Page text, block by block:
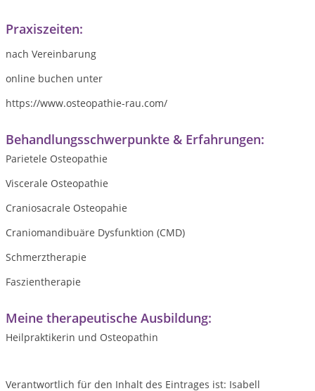
Praxiszeiten:
nach Vereinbarung
online buchen unter
https://www.osteopathie-rau.com/
Behandlungsschwerpunkte & Erfahrungen:
Parietele Osteopathie
Viscerale Osteopathie
Craniosacrale Osteopahie
Craniomandibuäre Dysfunktion (CMD)
Schmerztherapie
Faszientherapie
Meine therapeutische Ausbildung:
Heilpraktikerin und Osteopathin
Verantwortlich für den Inhalt des Eintrages ist: Isabell